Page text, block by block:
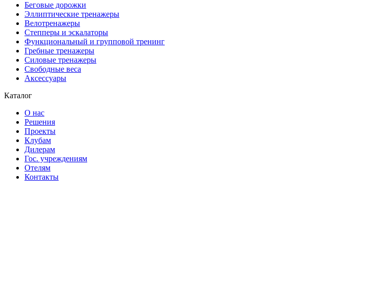
Беговые дорожки
Эллиптические тренажеры
Велотренажеры
Степперы и эскалаторы
Функциональный и групповой тренинг
Гребные тренажеры
Силовые тренажеры
Свободные веса
Аксессуары
Каталог
О нас
Решения
Проекты
Клубам
Дилерам
Гос. учреждениям
Отелям
Контакты